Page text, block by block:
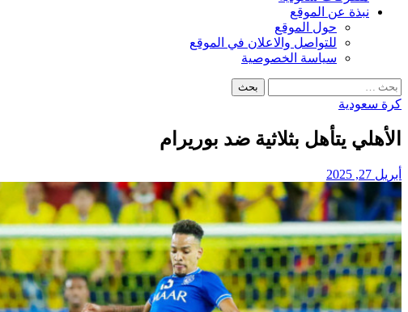
نبذة عن الموقع
حول الموقع
للتواصل والاعلان في الموقع
سياسة الخصوصية
البحث
عن:
كرة سعودية
الأهلي يتأهل بثلاثية ضد بوريرام
أبريل 27, 2025